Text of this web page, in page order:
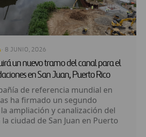
· 8 JUNIO, 2026
un nuevo tramo del canal para el
en San Juan, Puerto Rico
de referencia mundial en
ha firmado un segundo
ampliación y canalización del
ciudad de San Juan en Puerto